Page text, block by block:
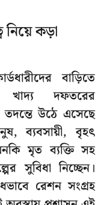
নিয়ে কড়া
বাড়িতে
খাদ্য দফতরের
তদন্তে উঠে এসেছে
ব্যবসায়ী, বৃহৎ
মৃত ব্যক্তি সহ
সুবিধা নিচ্ছেন।
রেশন সংগ্রহ